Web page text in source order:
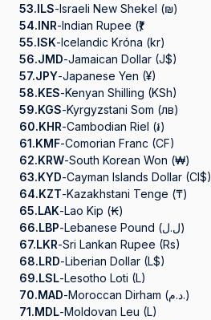
53.ILS-Israeli New Shekel (₪)
54.INR-Indian Rupee (₹)
55.ISK-Icelandic Króna (kr)
56.JMD-Jamaican Dollar (J$)
57.JPY-Japanese Yen (¥)
58.KES-Kenyan Shilling (KSh)
59.KGS-Kyrgyzstani Som (лв)
60.KHR-Cambodian Riel (៛)
61.KMF-Comorian Franc (CF)
62.KRW-South Korean Won (₩)
63.KYD-Cayman Islands Dollar (CI$)
64.KZT-Kazakhstani Tenge (₸)
65.LAK-Lao Kip (₭)
66.LBP-
Lebanese Pound (ل.ل)
67.LKR-Sri Lankan Rupee (Rs)
68.LRD-Liberian Dollar (L$)
69.LSL-Lesotho Loti (L)
70.MAD-
Moroccan Dirham (د.م.)
71.MDL-Moldovan Leu (L)